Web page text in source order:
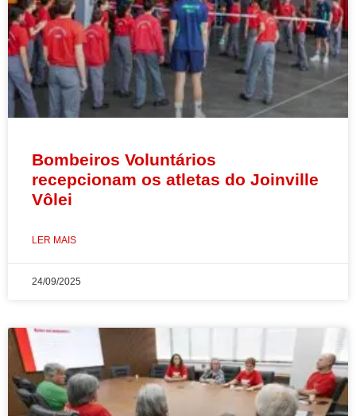
Bombeiros Voluntários
recepcionam os atletas do Joinville
Vôlei
LER MAIS
24/09/2025